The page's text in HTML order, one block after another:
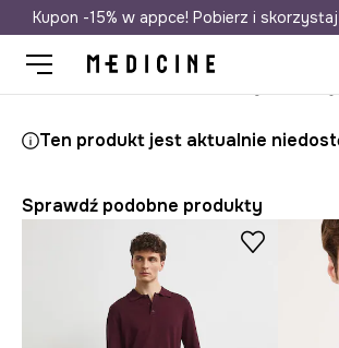
Darmowa dostawa do
Kupon -15% w appce! Pobierz i skorzystaj
Ten produkt jest aktualnie
Sprawdź podobne produkty